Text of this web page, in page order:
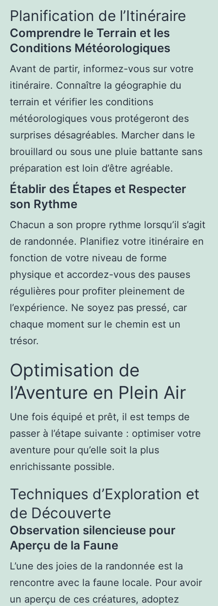
Planification de l’Itinéraire
Comprendre le Terrain et les
Conditions Météorologiques
Avant de partir, informez-vous sur votre
itinéraire. Connaître la géographie du
terrain et vérifier les conditions
météorologiques vous protégeront des
surprises désagréables. Marcher dans le
brouillard ou sous une pluie battante sans
préparation est loin d’être agréable.
Établir des Étapes et Respecter
son Rythme
Chacun a son propre rythme lorsqu’il s’agit
de randonnée. Planifiez votre itinéraire en
fonction de votre niveau de forme
physique et accordez-vous des pauses
régulières pour profiter pleinement de
l’expérience. Ne soyez pas pressé, car
chaque moment sur le chemin est un
trésor.
Optimisation de
l’Aventure en Plein Air
Une fois équipé et prêt, il est temps de
passer à l’étape suivante : optimiser votre
aventure pour qu’elle soit la plus
enrichissante possible.
Techniques d’Exploration et
de Découverte
Observation silencieuse pour
Aperçu de la Faune
L’une des joies de la randonnée est la
rencontre avec la faune locale. Pour avoir
un aperçu de ces créatures, adoptez